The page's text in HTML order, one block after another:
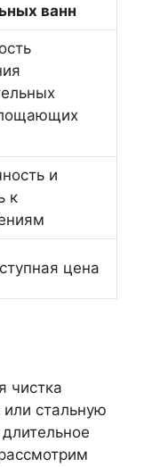
ванн
и
к
цена
чистка
стальную